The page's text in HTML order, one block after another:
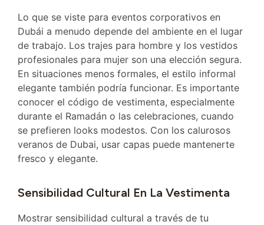
Lo que se viste para eventos corporativos en
Dubái a menudo depende del ambiente en el lugar
de trabajo. Los trajes para hombre y los vestidos
profesionales para mujer son una elección segura.
En situaciones menos formales, el estilo informal
elegante también podría funcionar. Es importante
conocer el código de vestimenta, especialmente
durante el Ramadán o las celebraciones, cuando
se prefieren looks modestos. Con los calurosos
veranos de Dubai, usar capas puede mantenerte
fresco y elegante.
Sensibilidad Cultural En La Vestimenta
Mostrar sensibilidad cultural a través de tu